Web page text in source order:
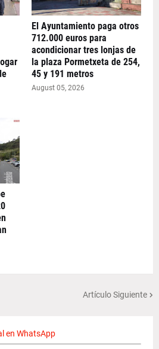
El Ayuntamiento paga otros
712.000 euros para
acondicionar tres lonjas de
la plaza Pormetxeta de 254,
45 y 191 metros
August 05, 2026
Artículo Siguiente
en WhatsApp